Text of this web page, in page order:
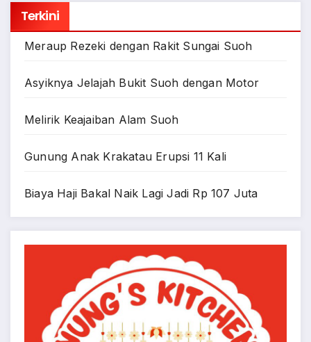
Terkini
Meraup Rezeki dengan Rakit Sungai Suoh
Asyiknya Jelajah Bukit Suoh dengan Motor
Melirik Keajaiban Alam Suoh
Gunung Anak Krakatau Erupsi 11 Kali
Biaya Haji Bakal Naik Lagi Jadi Rp 107 Juta